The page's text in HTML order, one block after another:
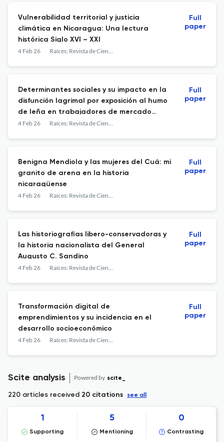
Vulnerabilidad territorial y justicia
climática en Nicaragua: Una lectura
histórica Siglo XVI – XXI
4 Feb 26 Raíces: Revista de Ciencias Sociales y Políticas
Full
paper
Determinantes sociales y su impacto en la
disfunción lagrimal por exposición al humo
de leña en trabajadores de mercado
Israel Lewites
4 Feb 26 Raíces: Revista de Ciencias Sociales y Políticas
Full
paper
Benigna Mendiola y las mujeres del Cuá: mi
granito de arena en la historia
nicaragüense
4 Feb 26 Raíces: Revista de Ciencias Sociales y Políticas
Full
paper
Las historiografías libero-conservadoras y
la historia nacionalista del General
Augusto C. Sandino
4 Feb 26 Raíces: Revista de Ciencias Sociales y Políticas
Full
paper
Transformación digital de
emprendimientos y su incidencia en el
desarrollo socioeconómico
4 Feb 26 Raíces: Revista de Ciencias Sociales y Políticas
Full
paper
Scite analysis Powered by scite_
220 articles received 20 citations see all
1
Supporting
5
Mentioning
0
Contrasting